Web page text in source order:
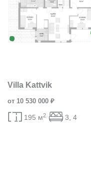
Villa Kattvik
от 10 530 000 ₽
195 м2 3, 4